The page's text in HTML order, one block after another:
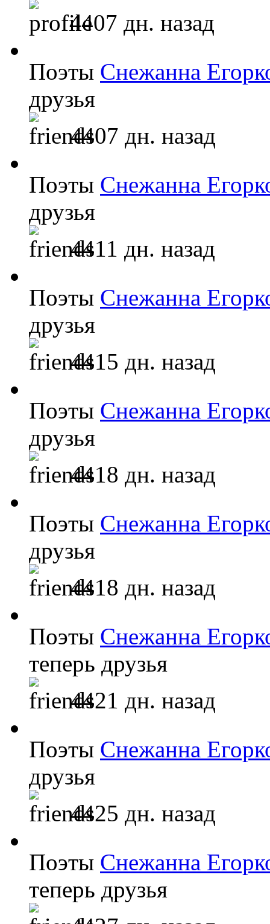
4407 дн. назад
Поэты Снежанна
друзья
4407 дн. назад
Поэты Снежанна
друзья
4411 дн. назад
Поэты Снежанна
друзья
4415 дн. назад
Поэты Снежанна
друзья
4418 дн. назад
Поэты Снежанна
друзья
4418 дн. назад
Поэты Снежанна
теперь друзья
4421 дн. назад
Поэты Снежанна
друзья
4425 дн. назад
Поэты Снежанна
теперь друзья